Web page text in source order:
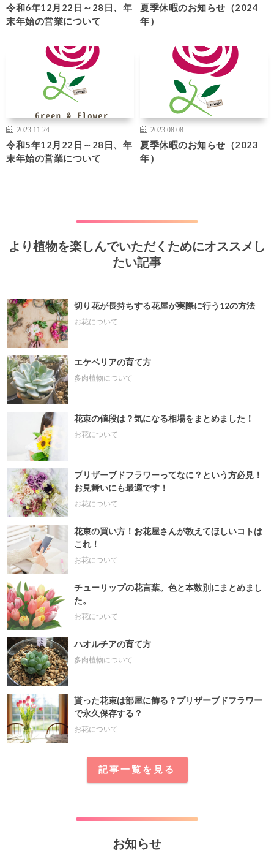
令和6年12月22日～28日、年
末年始の営業について
夏季休暇のお知らせ（2024
年）
2023.11.24
令和5年12月22日～28日、年
末年始の営業について
2023.08.08
夏季休暇のお知らせ（2023
年）
より植物を楽しんでいただくためにオススメし
たい記事
切り花が長持ちする花屋が実際に行う12の方法
お花について
エケベリアの育て方
多肉植物について
花束の値段は？気になる相場をまとめました！
お花について
プリザーブドフラワーってなに？という方必見！
お見舞いにも最適です！
お花について
花束の買い方！お花屋さんが教えてほしいコトは
これ！
お花について
チューリップの花言葉。色と本数別にまとめまし
た。
お花について
ハオルチアの育て方
多肉植物について
貰った花束は部屋に飾る？プリザーブドフラワー
で永久保存する？
お花について
記事一覧を見る
お知らせ